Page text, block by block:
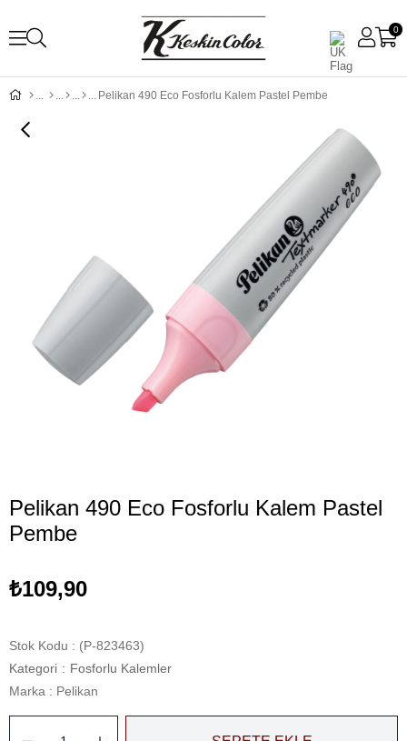
0
Pelikan 490 Eco Fosforlu Kalem Pastel Pembe
Pelikan 490 Eco Fosforlu Kalem Pastel
Pembe
₺109,90
Stok Kodu
(P-823463)
Kategori : Fosforlu Kalemler
Marka : Pelikan